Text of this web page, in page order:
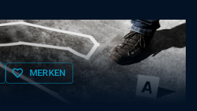
favorite_border MERKEN